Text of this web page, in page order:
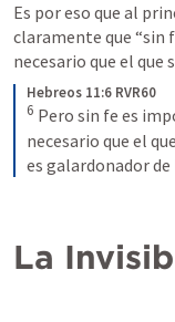
Es por eso que al
claramente que “sin
necesario que el que
Hebreos 11:6 RVR60
6 Pero sin fe es
necesario que el
es galardonador de
La